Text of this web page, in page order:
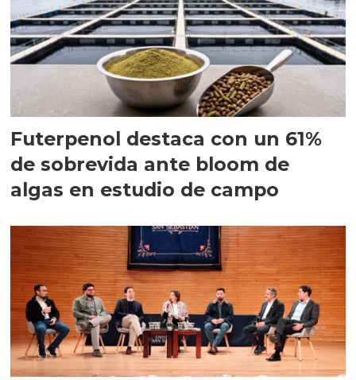
Futerpenol destaca con un 61%
de sobrevida ante bloom de
algas en estudio de campo